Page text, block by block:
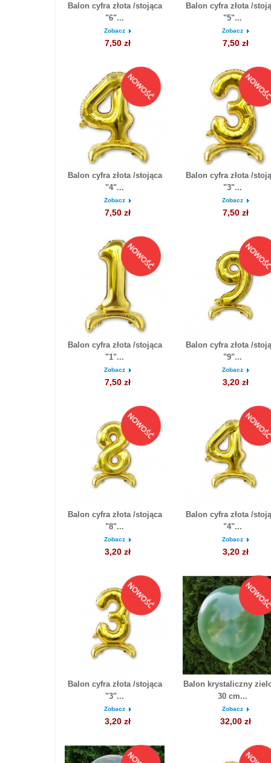
Balon cyfra złota /stojąca
"6"...
Zobacz
7,50 zł
Balon cyfra złota /
"5"...
Zobacz
7,50 zł
Balon cyfra złota /stojąca
"4"...
Zobacz
7,50 zł
Balon cyfra złota /
"3"...
Zobacz
7,50 zł
Balon cyfra złota /stojąca
"1"...
Zobacz
7,50 zł
Balon cyfra złota /
"9"...
Zobacz
3,20 zł
Balon cyfra złota /stojąca
"8"...
Zobacz
3,20 zł
Balon cyfra złota /
"4"...
Zobacz
3,20 zł
Balon cyfra złota /stojąca
"3"...
Zobacz
3,20 zł
Balon krystaliczny
30 cm...
Zobacz
32,00 zł